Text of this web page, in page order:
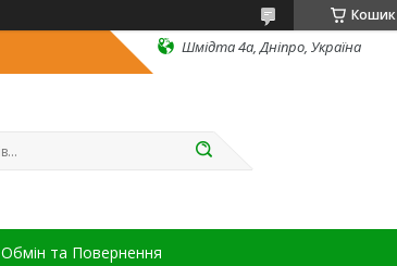
Кошик
Шмідта 4а, Дніпро, Україна
Обмін та Повернення